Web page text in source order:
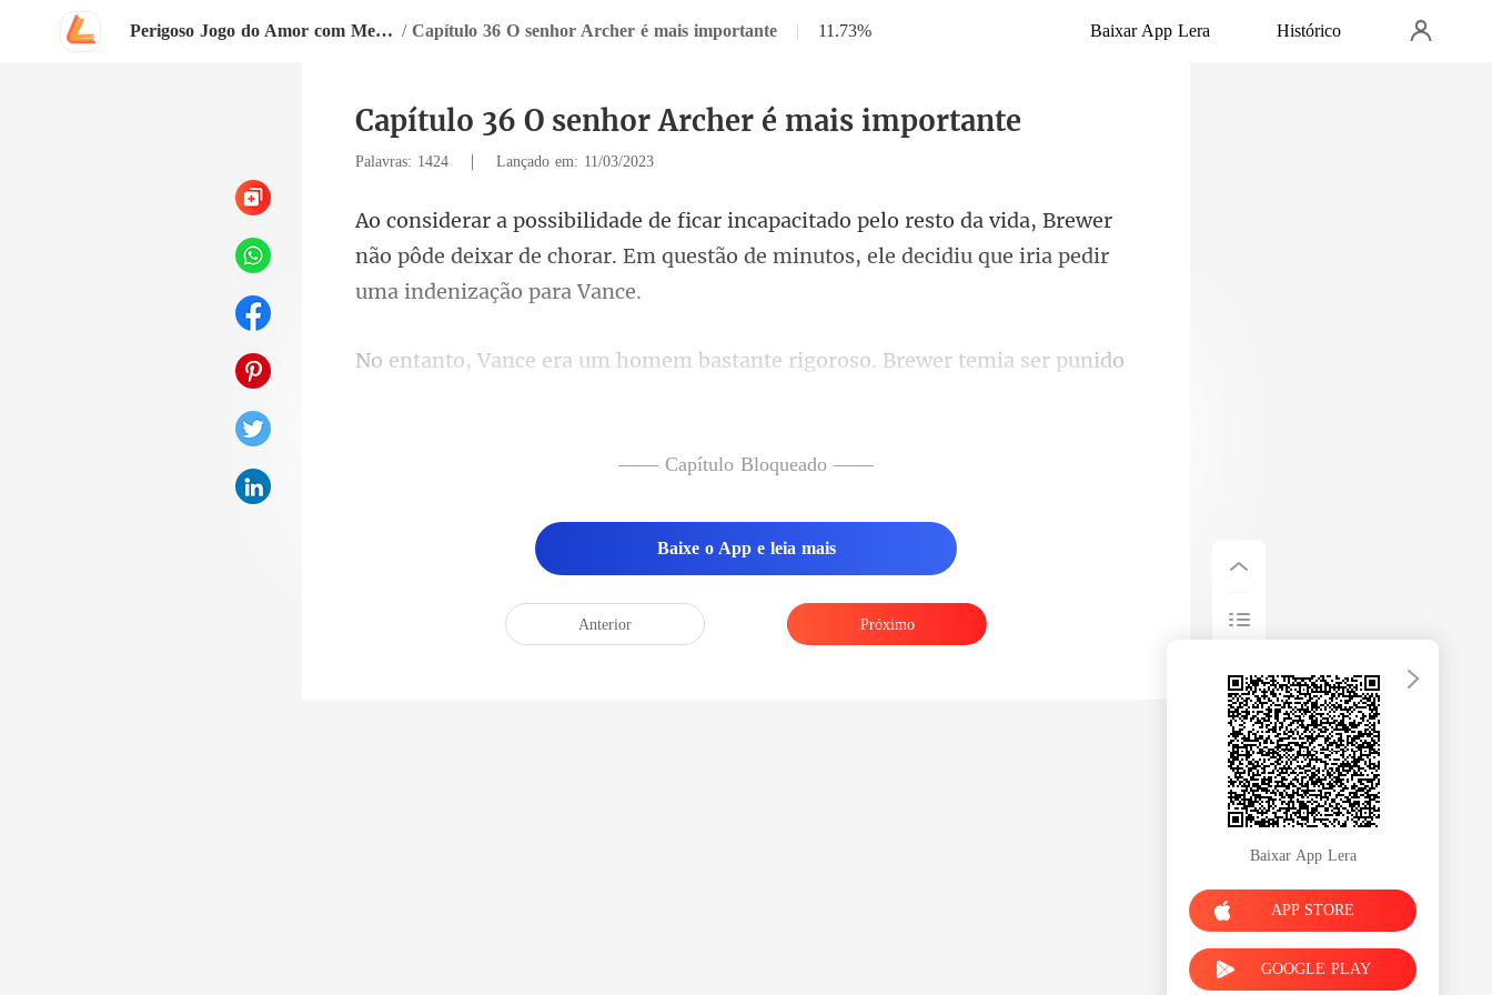
Perigoso Jogo do Amor com Meu Chefe / Capítulo 36 O senhor Archer é mais importante | 11.73% Baixar App Lera Histórico
Capítulo 36 O senhor Archer é mais importante
Palavras: 1424 | Lançado em: 11/03/2023
o da vida, Brewer
não pôde deixar de chorar. Em questão de mi
wer temia ser punido
—— Capítulo Bloqueado ——
Baixe o App e leia mais
Anterior Próximo
Baixar App Lera
APP STORE
GOOGLE PLAY